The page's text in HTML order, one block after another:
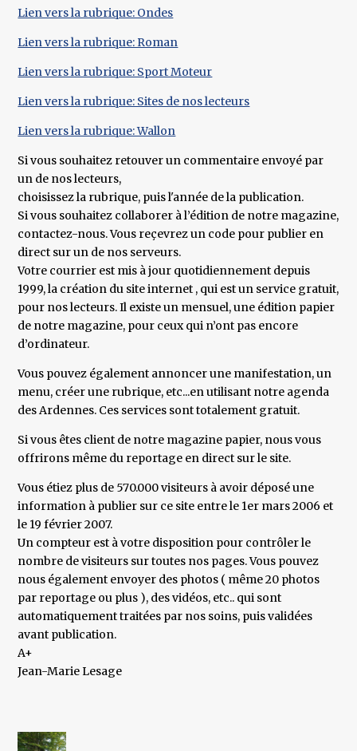
Lien vers la rubrique: Ondes
Lien vers la rubrique: Roman
Lien vers la rubrique: Sport Moteur
Lien vers la rubrique: Sites de nos lecteurs
Lien vers la rubrique: Wallon
Si vous souhaitez retouver un commentaire envoyé par
un de nos lecteurs,
choisissez la rubrique, puis l'année de la publication.
Si vous souhaitez collaborer à l’édition de notre magazine,
contactez-nous. Vous reçevrez un code pour publier en
direct sur un de nos serveurs.
Votre courrier est mis à jour quotidiennement depuis
1999, la création du site internet , qui est un service gratuit,
pour nos lecteurs. Il existe un mensuel, une édition papier
de notre magazine, pour ceux qui n’ont pas encore
d’ordinateur.
Vous pouvez également annoncer une manifestation, un
menu, créer une rubrique, etc...en utilisant notre agenda
des Ardennes. Ces services sont totalement gratuit.
Si vous êtes client de notre magazine papier, nous vous
offrirons même du reportage en direct sur le site.
Vous étiez plus de 570.000 visiteurs à avoir déposé une
information à publier sur ce site entre le 1er mars 2006 et
le 19 février 2007.
Un compteur est à votre disposition pour contrôler le
nombre de visiteurs sur toutes nos pages. Vous pouvez
nous également envoyer des photos ( même 20 photos
par reportage ou plus ), des vidéos, etc.. qui sont
automatiquement traitées par nos soins, puis validées
avant publication.
A+
Jean-Marie Lesage